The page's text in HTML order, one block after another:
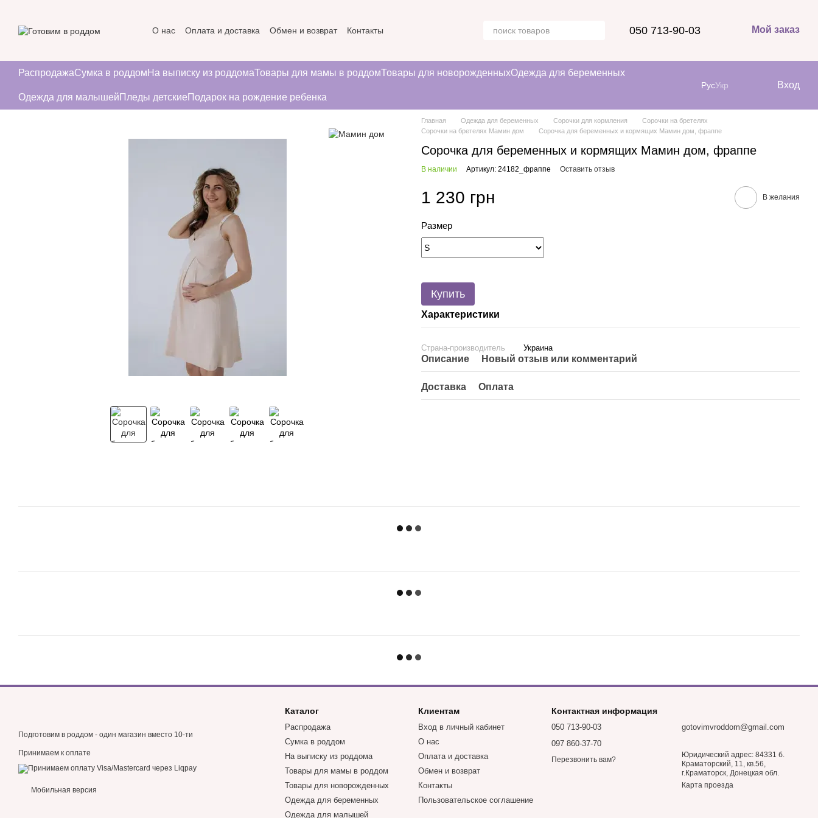
О нас Оплата и доставка Обмен и возврат
Контакты
050 713-90-03 Мой заказ
РаспродажаСумка в роддом На выписку из роддомаТовары для мамы в роддомТовары для новорожденныхОдежда для беременных
Одежда для малышей Пледы детские Подарок на рождение ребенка
РусУкр Вход
Главная Одежда для беременных Сорочки для кормления
Сорочки на бретелях
Сорочки на бретелях Мамин дом
Сорочка для беременных и кормящих Мамин дом, фраппе
Сорочка для беременных и кормящих Мамин дом, фраппе
В наличии Артикул: 24182_фраппе Оставить отзыв
1 230 грн В желания
Размер
Купить
Характеристики
Страна-производитель Украина
Описание Новый отзыв или комментарий
Доставка Оплата
Подготовим в роддом - один магазин вместо 10-ти
Принимаем к оплате
Мобильная версия
Каталог
Распродажа
Сумка в роддом
На выписку из роддома
Товары для мамы в роддом
Товары для новорожденных
Одежда для беременных
Одежда для малышей
Клиентам
Вход в личный кабинет
О нас
Оплата и доставка
Обмен и возврат
Контакты
Пользовательское соглашение
Контактная информация
050 713-90-03
097 860-37-70
Перезвонить вам?
gotovimvroddom@gmail.com
Юридический адрес: 84331 б.
Краматорский, 11, кв.56,
г.Краматорск, Донецкая обл.
Карта проезда